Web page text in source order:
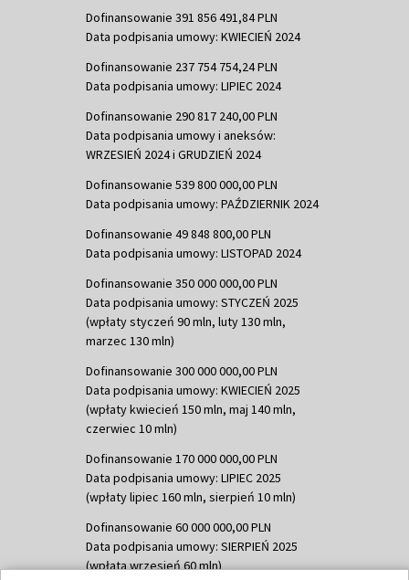
Dofinansowanie 391 856 491,84 PLN
Data podpisania umowy: KWIECIEŃ 2024
Dofinansowanie 237 754 754,24 PLN
Data podpisania umowy: LIPIEC 2024
Dofinansowanie 290 817 240,00 PLN
Data podpisania umowy i aneksów:
WRZESIEŃ 2024 i GRUDZIEŃ 2024
Dofinansowanie 539 800 000,00 PLN
Data podpisania umowy: PAŹDZIERNIK 2024
Dofinansowanie 49 848 800,00 PLN
Data podpisania umowy: LISTOPAD 2024
Dofinansowanie 350 000 000,00 PLN
Data podpisania umowy: STYCZEŃ 2025
(wpłaty styczeń 90 mln, luty 130 mln,
marzec 130 mln)
Dofinansowanie 300 000 000,00 PLN
Data podpisania umowy: KWIECIEŃ 2025
(wpłaty kwiecień 150 mln, maj 140 mln,
czerwiec 10 mln)
Dofinansowanie 170 000 000,00 PLN
Data podpisania umowy: LIPIEC 2025
(wpłaty lipiec 160 mln, sierpień 10 mln)
Dofinansowanie 60 000 000,00 PLN
Data podpisania umowy: SIERPIEŃ 2025
(wpłata wrzesień 60 mln)